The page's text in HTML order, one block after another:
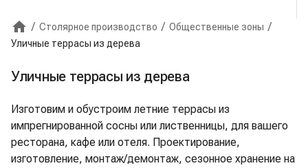
Главная
/ Столярное производство / Общественные зоны /
Уличные террасы из дерева
Уличные террасы из дерева
Изготовим и обустроим летние террасы из
импрегнированной сосны или лиственницы, для вашего
ресторана, кафе или отеля. Проектирование,
изготовление, монтаж/демонтаж, сезонное хранение на